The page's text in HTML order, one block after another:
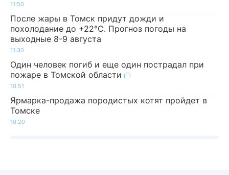
11:50
После жары в Томск придут дожди и
похолодание до +22°C. Прогноз погоды на
выходные 8-9 августа
11:30
Один человек погиб и еще один пострадал при
пожаре в Томской области
10:51
Ярмарка-продажа породистых котят пройдет в
Томске
10:20